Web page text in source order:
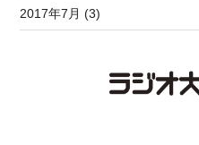
2017年7月 (3)